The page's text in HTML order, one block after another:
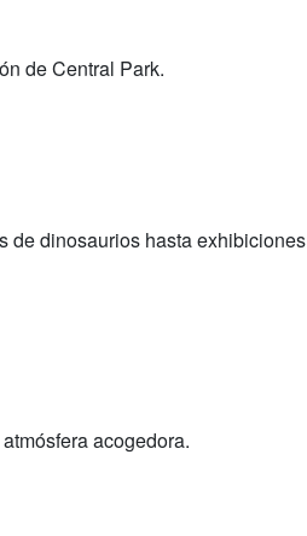
de Central Park.
de dinosaurios hasta exhibiciones
acogedora.